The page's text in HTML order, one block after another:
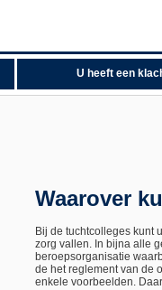
U heeft een
Waarover
Bij de tuchtcolleges kunt
zorg vallen. In bijna alle
beroepsorganisatie
de het reglement van de
enkele voorbeelden.